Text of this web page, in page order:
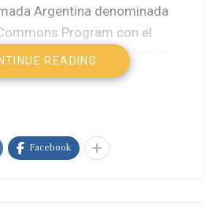
Argentina denominada
Program con el
marítima en el Atlántico
con una cámara
geopolítico del gobierno
READING
Facebook